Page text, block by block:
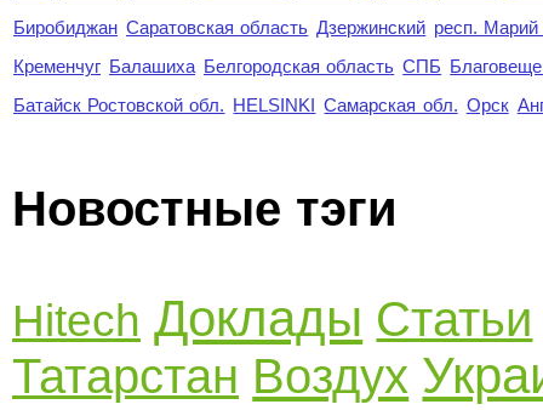
Биробиджан Саратовская область Дзержинский респ.
Кременчуг Балашиха Белгородская область СПБ
Батайск Ростовской обл. HELSINKI Самарская обл. Орск
Новостные тэги
Hitech Доклады Статьи
Татарстан Воздух